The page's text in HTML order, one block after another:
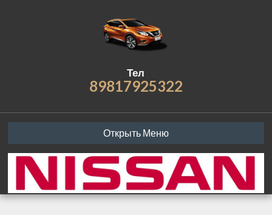
Тел
89817925322
Открыть Меню